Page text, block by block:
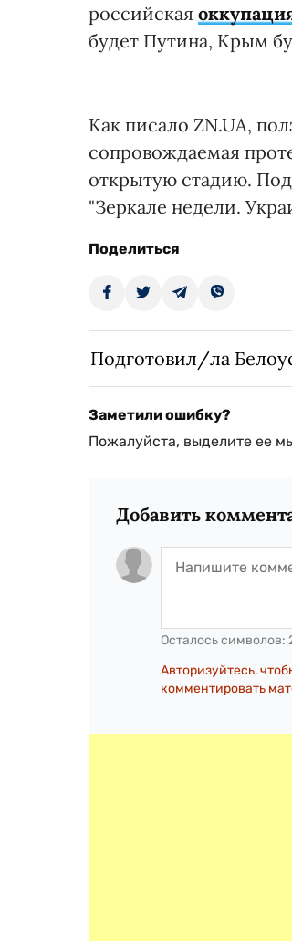
российская
будет Путина, Крым
Как писало ZN.UA,
сопровождаемая
открытую стадию.
"Зеркале недели.
Поделиться
Подготовил/ла
Заметили ошибку?
Пожалуйста, выделите ее
Добавить
Осталось символов:
Авторизуйтесь,
комментировать